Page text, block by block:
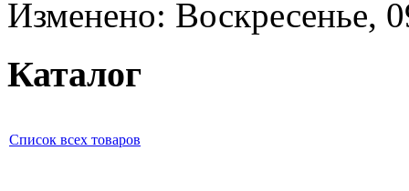
Изменено: Воскресенье,
Каталог
Список всех товаров